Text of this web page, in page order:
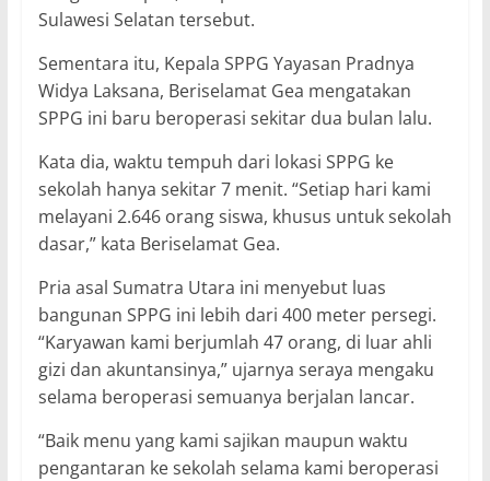
Sulawesi Selatan tersebut.
Sementara itu, Kepala SPPG Yayasan Pradnya
Widya Laksana, Beriselamat Gea mengatakan
SPPG ini baru beroperasi sekitar dua bulan lalu.
Kata dia, waktu tempuh dari lokasi SPPG ke
sekolah hanya sekitar 7 menit. “Setiap hari kami
melayani 2.646 orang siswa, khusus untuk sekolah
dasar,” kata Beriselamat Gea.
Pria asal Sumatra Utara ini menyebut luas
bangunan SPPG ini lebih dari 400 meter persegi.
“Karyawan kami berjumlah 47 orang, di luar ahli
gizi dan akuntansinya,” ujarnya seraya mengaku
selama beroperasi semuanya berjalan lancar.
“Baik menu yang kami sajikan maupun waktu
pengantaran ke sekolah selama kami beroperasi